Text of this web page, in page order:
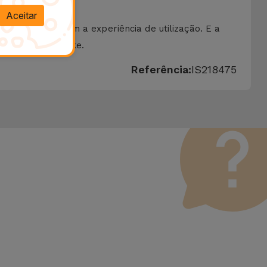
que elevam a experiência de utilização. E a
Paperlike.
Referência:IS218475
Aceitar